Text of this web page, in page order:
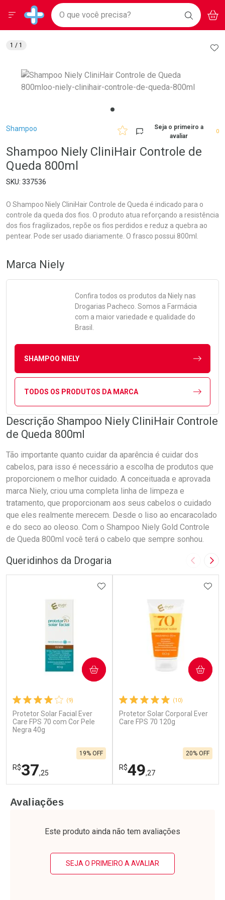
Drogarias Pacheco
Baixe nosso APP e aproveite Ofertas Exclusivas!
BAIXE
O APP
Ir direto para a home
pela página
Ir direto para o conteúdo
Ir direto para a busca
Ir direto para a conta
Ir direto para a notificações
Ir direto para o carrinho
Ir direto para o menu
Faça a sua busca
O que você precisa? BUSCAR
Menu
Breadcrumb
Shampoo
Seja o primeiro a
avaliar
0
Shampoo Niely CliniHair Controle de
Queda 800ml
337536
O Shampoo Niely CliniHair Controle de Queda é indicado para o
controle da queda dos fios. O produto atua reforçando a resistência
dos fios fragilizados, repõe os fios perdidos e reduz a quebra ao
pentear. Pode ser usado diariamente. O frasco possui 800ml.
1 / 1
Marca Niely
Confira todos os produtos da Nielynas
Drogarias Pacheco. Somos a Farmácia
com a maior variedade e qualidade do
Brasil.
SHAMPOO NIELY
TODOS OS PRODUTOS DA MARCA
Descrição Shampoo Niely CliniHair Controle
de Queda 800ml
Tão importante quanto cuidar da aparência é cuidar dos
cabelos, para isso é necessário a escolha de produtos que
proporcionem o melhor cuidado. A conceituada e aprovada
marca Niely, criou uma completa linha de limpeza e
tratamento, que proporcionam aos seus cabelos o cuidado
que eles realmente merecem. Desde o liso ao encaracolado
e do seco ao oleoso. Com o Shampoo Niely Gold Controle
de Queda 800ml você terá o cabelo que sempre sonhou.
Queridinhos da Drogaria Imagem
(9)
Protetor Solar Facial Ever
Care FPS 70 com Cor Pele
Negra 40g
R$37,25
19% OFF
ADICIONAR AOS FAVORITOS
COMPRAR
Laboratório
Por Menos
(10)
Protetor Solar Corporal Ever
Care FPS 70 120g
R$49,27
20% OFF
COMPRAR
Laboratório
Por Menos
Avaliações
Este produto ainda não tem avaliações
SEJA O PRIMEIRO A AVALIAR